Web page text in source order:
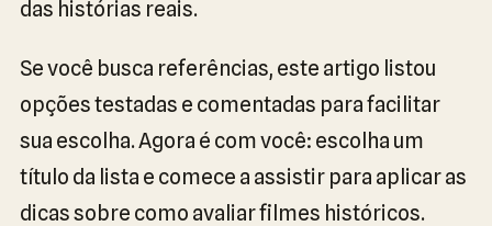
das histórias reais.
Se você busca referências, este artigo listou
opções testadas e comentadas para facilitar
sua escolha. Agora é com você: escolha um
título da lista e comece a assistir para aplicar as
dicas sobre como avaliar filmes históricos.